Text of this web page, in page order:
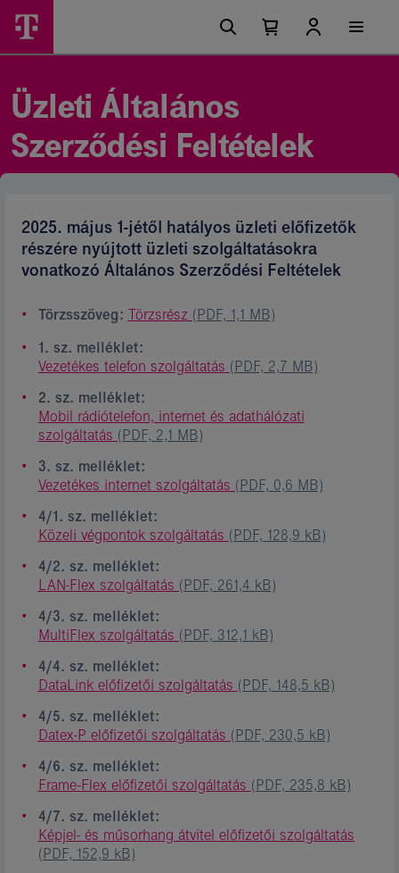
Üzleti
szolgáltatások
Szerződési
Feltételek
Főmenü
lehetőségek
Kosárban
Kosár
Üzleti Általános
Szerződési Feltételek
2025. május 1-jétől hatályos üzleti előfizetők
részére nyújtott üzleti szolgáltatásokra
vonatkozó Általános Szerződési Feltételek
Törzsszöveg: Törzsrész (PDF, 1,1 MB)
1. sz. melléklet:
Vezetékes telefon szolgáltatás (PDF, 2,7 MB)
2. sz. melléklet:
Mobil rádiótelefon, internet és adathálózati
szolgáltatás (PDF, 2,1 MB)
3. sz. melléklet:
Vezetékes internet szolgáltatás (PDF, 0,6 MB)
4/1. sz. melléklet:
Közeli végpontok szolgáltatás (PDF, 128,9 kB)
4/2. sz. melléklet:
LAN-Flex szolgáltatás (PDF, 261,4 kB)
4/3. sz. melléklet:
MultiFlex szolgáltatás (PDF, 312,1 kB)
4/4. sz. melléklet:
DataLink előfizetői szolgáltatás (PDF, 148,5 kB)
4/5. sz. melléklet:
Datex-P előfizetői szolgáltatás (PDF, 230,5 kB)
4/6. sz. melléklet:
Frame-Flex előfizetői szolgáltatás (PDF, 235,8 kB)
4/7. sz. melléklet:
Képjel- és műsorhang átvitel előfizetői szolgáltatás
(PDF, 152,9 kB)